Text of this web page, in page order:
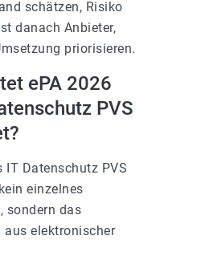
schätzen, Risiko
danach Anbieter,
priorisieren.
ePA 2026
PVS
IT Datenschutz PVS
einzelnes
sondern das
elektronischer